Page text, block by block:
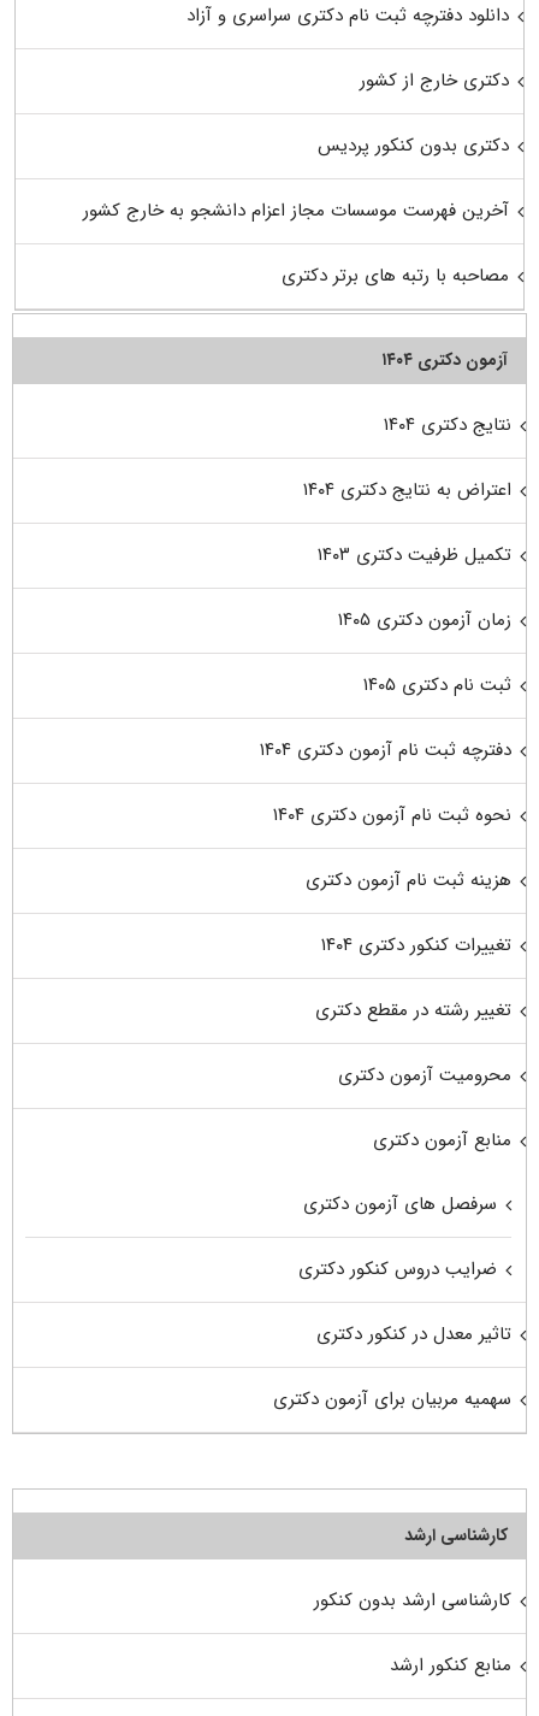
دانلود دفترچه ثبت نام دکتری سراسری و آزاد
دکتری خارج از کشور
دکتری بدون کنکور پردیس
آخرین فهرست موسسات مجاز اعزام دانشجو به خارج کشور
مصاحبه با رتبه های برتر دکتری
آزمون دکتری ۱۴۰۴
نتایج دکتری ۱۴۰۴
اعتراض به نتایج دکتری ۱۴۰۴
تکمیل ظرفیت دکتری ۱۴۰۳
زمان آزمون دکتری ۱۴۰۵
ثبت نام دکتری ۱۴۰۵
دفترچه ثبت نام آزمون دکتری ۱۴۰۴
نحوه ثبت نام آزمون دکتری ۱۴۰۴
هزینه ثبت نام آزمون دکتری
تغییرات کنکور دکتری ۱۴۰۴
تغییر رشته در مقطع دکتری
محرومیت آزمون دکتری
منابع آزمون دکتری
سرفصل های آزمون دکتری
ضرایب دروس کنکور دکتری
تاثیر معدل در کنکور دکتری
سهمیه مربیان برای آزمون دکتری
کارشناسی ارشد
کارشناسی ارشد بدون کنکور
منابع کنکور ارشد